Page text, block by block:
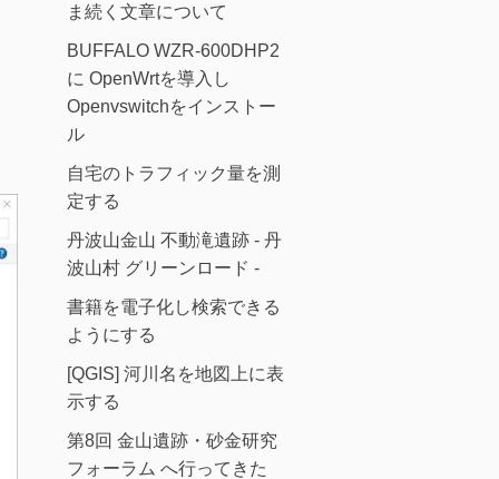
ま続く文章について
BUFFALO WZR-600DHP2
に OpenWrtを導入し
Openvswitchをインストー
ル
自宅のトラフィック量を測
定する
丹波山金山 不動滝遺跡 - 丹
波山村 グリーンロード -
書籍を電子化し検索できる
ようにする
[QGIS] 河川名を地図上に表
示する
第8回 金山遺跡・砂金研究
フォーラム へ行ってきた